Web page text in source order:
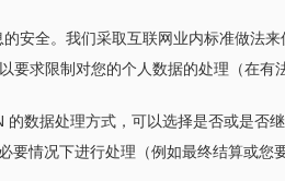
安全。我们采取互联网业内标准做法
要求限制对您的个人数据的处理（在
数据处理方式，可以选择是否或是否
要情况下进行处理（例如最终结算或